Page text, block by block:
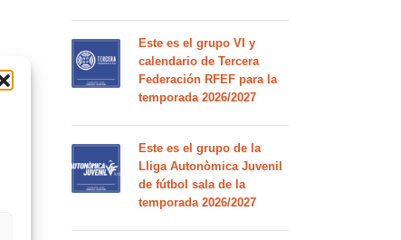
Este es el grupo VI y
calendario de Tercera
Federación RFEF para la
temporada 2026/2027
Este es el grupo de la
Lliga Autonòmica Juvenil
de fútbol sala de la
temporada 2026/2027